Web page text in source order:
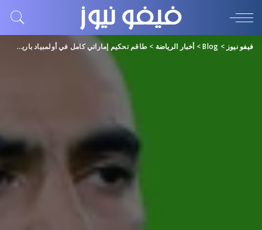
فيفو نيوز >
Blog
> أخبار الرياضة > طاقم تحكيم إماراتي كامل في أولمبياد باريس 2024.. للمرة الأولى